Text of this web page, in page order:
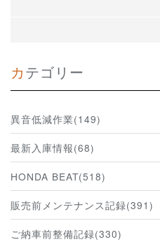
カテゴリー
異音低減作業(149)
最新入庫情報(68)
HONDA BEAT(518)
販売前メンテナンス記録(391)
ご納車前整備記録(330)